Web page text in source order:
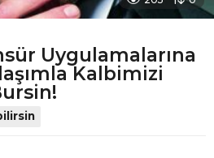
Uygulamalarına
Kalbimizi